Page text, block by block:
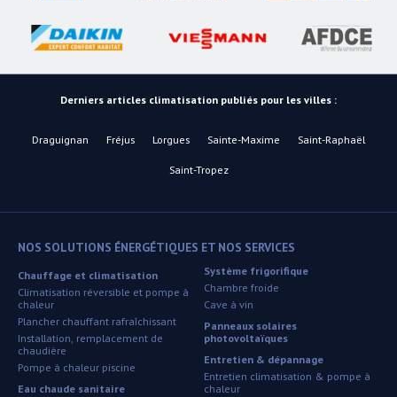
Derniers articles climatisation publiés pour les villes :
Draguignan Fréjus Lorgues Sainte-Maxime Saint-Raphaël
Saint-Tropez
NOS SOLUTIONS ÉNERGÉTIQUES ET NOS SERVICES
Chauffage et climatisation
Climatisation réversible et pompe à
chaleur
Plancher chauffant rafraîchissant
Installation, remplacement de
chaudière
Pompe à chaleur piscine
Eau chaude sanitaire
Système frigorifique
Chambre froide
Cave à vin
Panneaux solaires
photovoltaïques
Entretien & dépannage
Entretien climatisation & pompe à
chaleur